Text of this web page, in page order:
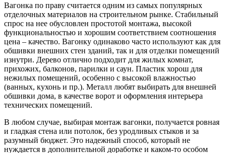
Вагонка по праву считается одним из самых популярных
отделочных материалов на строительном рынке. Стабильный
спрос на нее обусловлен простотой монтажа, высокой
функциональностью и хорошим соответствием соотношения
цена – качество. Вагонку одинаково часто используют как для
обшивки внешних стен зданий, так и для отделки помещений
изнутри. Дерево отлично подходит для жилых комнат,
прихожих, балконов, парилки и саун. Пластик хорош для
нежилых помещений, особенно с высокой влажностью
(ванных, кухонь и пр.). Металл любят выбирать для внешней
обшивки дома, в качестве ворот и оформления интерьера
технических помещений.
В любом случае, выбирая монтаж вагонки, получается ровная
и гладкая стена или потолок, без уродливых стыков и за
разумный бюджет. Это надежный способ, который не
нуждается в дополнительной доработке и каком-то особом